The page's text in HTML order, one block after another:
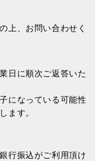
上、お問い合わせく
日に順次ご返答いた
になっている可能性
ます。
行振込がご利用頂け